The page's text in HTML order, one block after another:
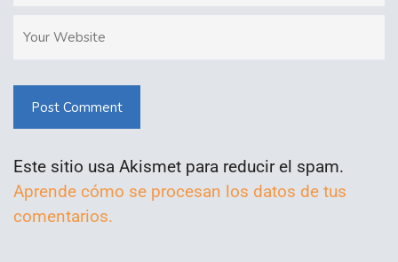
Post Comment
Este sitio usa Akismet para reducir el spam.
Aprende cómo se procesan los datos de tus
comentarios.